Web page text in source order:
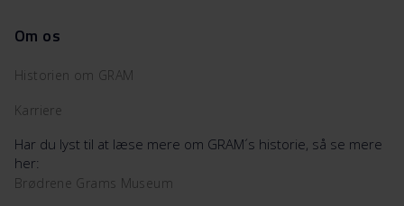
Om os
Historien om GRAM
Karriere
Har du lyst til at læse mere om GRAM´s historie, så se mere
her:
Brødrene Grams Museum